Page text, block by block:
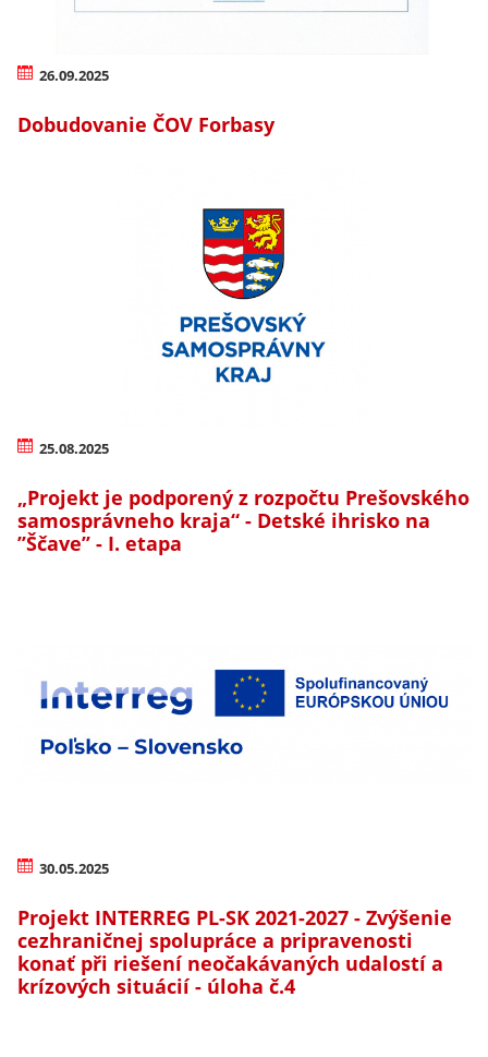
26.09.2025
Dobudovanie ČOV Forbasy
25.08.2025
„Projekt je podporený z rozpočtu Prešovského
samosprávneho kraja“ - Detské ihrisko na
’’Ščave’’ - I. etapa
30.05.2025
Projekt INTERREG PL-SK 2021-2027 - Zvýšenie
cezhraničnej spolupráce a pripravenosti
konať při riešení neočakávaných udalostí a
krízových situácií - úloha č.4